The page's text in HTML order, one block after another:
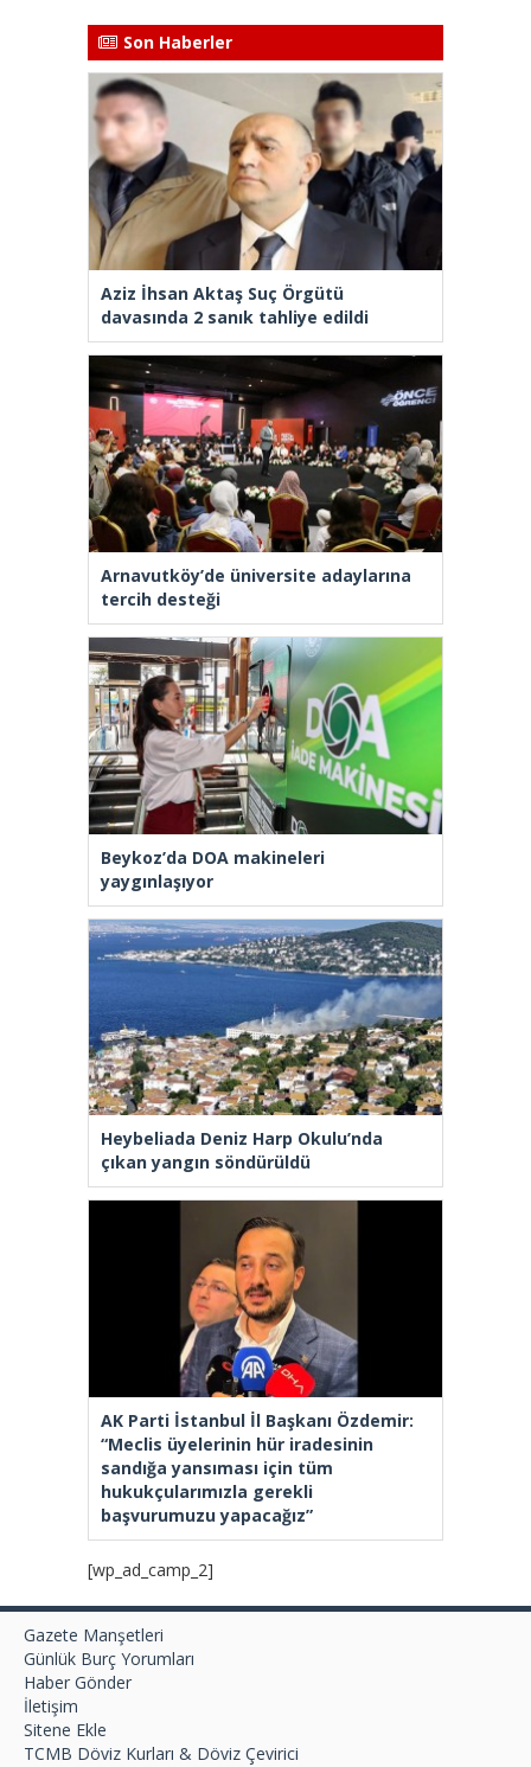
Son Haberler
Aziz İhsan Aktaş Suç Örgütü
davasında 2 sanık tahliye edildi
Arnavutköy’de üniversite adaylarına
tercih desteği
Beykoz’da DOA makineleri
yaygınlaşıyor
Heybeliada Deniz Harp Okulu’nda
çıkan yangın söndürüldü
AK Parti İstanbul İl Başkanı Özdemir:
“Meclis üyelerinin hür iradesinin
sandığa yansıması için tüm
hukukçularımızla gerekli
başvurumuzu yapacağız”
[wp_ad_camp_2]
Gazete Manşetleri
Günlük Burç Yorumları
Haber Gönder
İletişim
Sitene Ekle
TCMB Döviz Kurları & Döviz Çevirici